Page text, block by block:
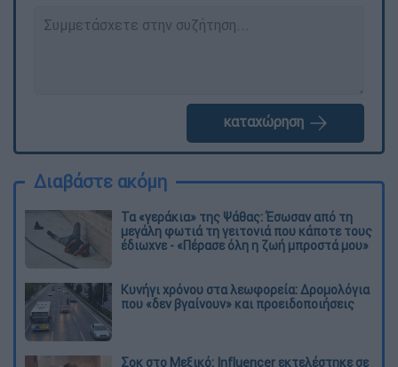
καταχώρηση
Διαβάστε ακόμη
Τα «γεράκια» της Ψάθας: Έσωσαν από τη
μεγάλη φωτιά τη γειτονιά που κάποτε τους
έδιωχνε - «Πέρασε όλη η ζωή μπροστά μου»
Κυνήγι χρόνου στα λεωφορεία: Δρομολόγια
που «δεν βγαίνουν» και προειδοποιήσεις
Σοκ στο Μεξικό: Influencer εκτελέστηκε σε